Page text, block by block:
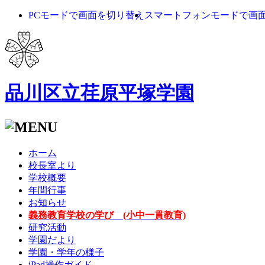
PCモードで画面を切り替え スマートフォンモードで画
品川区立荏原平塚学園
ホーム
校長室より
学校概要
年間行事
お知らせ
義務教育学校の学び (小中一貫教育)
研究活動
学園だより
学園・学年の様子